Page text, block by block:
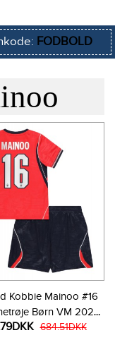
FODBOLD
Kobbie Mainoo #16
Børn VM 2026
(+ Korte bukser)
684.51DKK